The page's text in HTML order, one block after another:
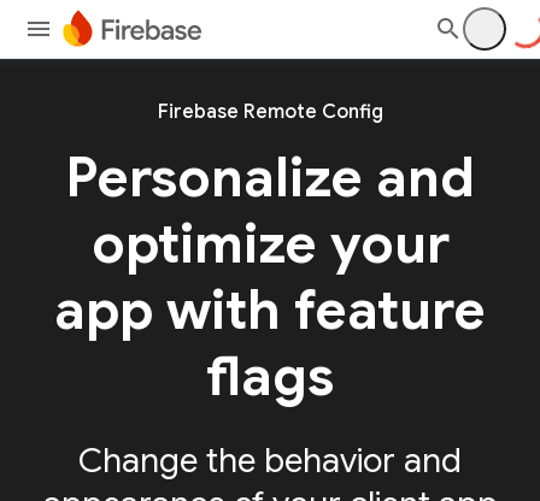
Firebase Remote Config
Personalize and
optimize your
app with feature
flags
Change the behavior and